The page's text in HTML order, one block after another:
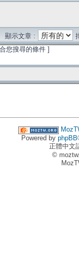
顯示文章 :
您搜尋的條件 ]
Powered by phpBB
正體中文
©